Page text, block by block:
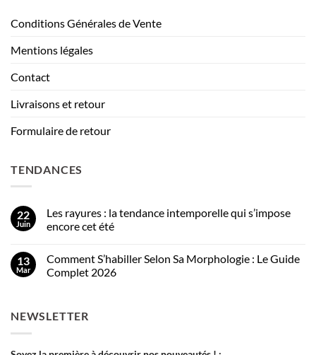
Conditions Générales de Vente
Mentions légales
Contact
Livraisons et retour
Formulaire de retour
TENDANCES
22
Juin
Les rayures : la tendance intemporelle qui s’impose
encore cet été
13
Mar
Comment S’habiller Selon Sa Morphologie : Le Guide
Complet 2026
NEWSLETTER